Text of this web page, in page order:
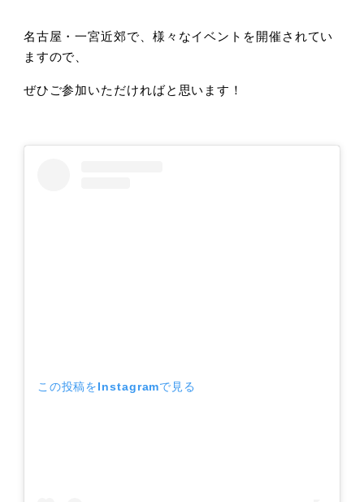
名古屋・一宮近郊で、様々なイベントを開催されてい
ますので、
ぜひご参加いただければと思います！
この投稿をInstagramで見る